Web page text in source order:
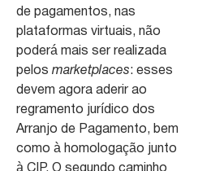
de pagamentos, nas
plataformas virtuais, não
poderá mais ser realizada
pelos marketplaces: esses
devem agora aderir ao
regramento jurídico dos
Arranjo de Pagamento, bem
como à homologação junto
à CIP. O segundo caminho